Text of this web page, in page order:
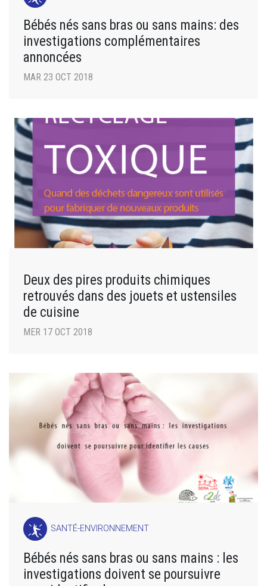
Bébés nés sans bras ou sans mains: des
investigations complémentaires
annoncées
MAR 23 OCT 2018
Deux des pires produits chimiques
retrouvés dans des jouets et ustensiles
de cuisine
MER 17 OCT 2018
SANTÉ-ENVIRONNEMENT
Bébés nés sans bras ou sans mains : les
investigations doivent se poursuivre